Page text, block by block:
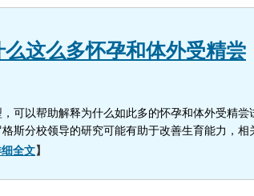
这么多怀孕和体外受精尝
可以帮助解释为什么如此多的怀孕和体外受精尝
斯分校领导的研究可能有助于改善生育能力，相
全文】